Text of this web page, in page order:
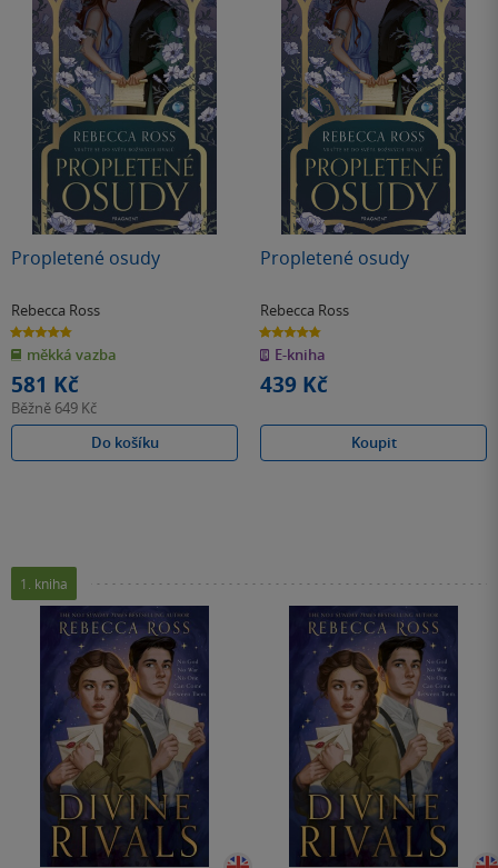
Propletené osudy
Rebecca Ross
4.8
z
5
hvězdiček
měkká vazba
581 Kč
Běžně 649 Kč
Do košíku
Propletené osudy
Rebecca Ross
4.8
z
5
hvězdiček
E-kniha
439 Kč
Koupit
1. kniha